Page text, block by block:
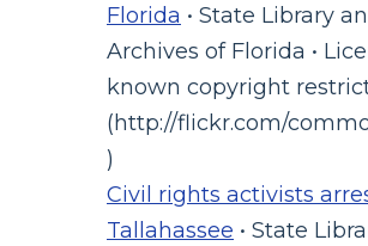
Florida • State Library
Archives of Florida •
known copyright
(http://flickr.com/
)
Civil rights activists
Tallahassee • State